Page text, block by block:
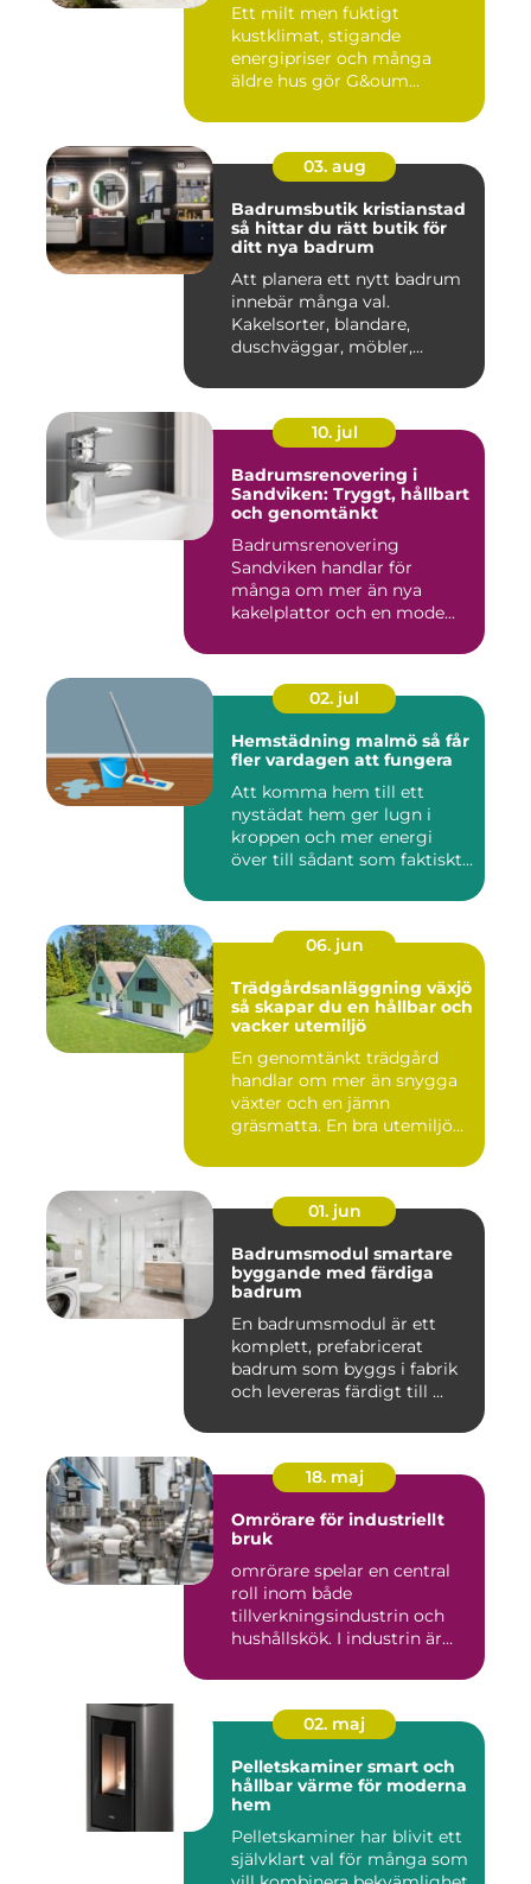
Ett milt men fuktigt
kustklimat, stigande
energipriser och många
äldre hus gör G&oum...
03. aug
Badrumsbutik kristianstad
så hittar du rätt butik för
ditt nya badrum
Att planera ett nytt badrum
innebär många val.
Kakelsorter, blandare,
duschväggar, möbler,
10. jul
Badrumsrenovering i
Sandviken: Tryggt, hållbart
och genomtänkt
Badrumsrenovering
Sandviken handlar för
många om mer än nya
kakelplattor och en mode...
02. jul
Hemstädning malmö så får
fler vardagen att fungera
Att komma hem till ett
nystädat hem ger lugn i
kroppen och mer energi
över till sådant som faktiskt
06. jun
Trädgårdsanläggning växjö
så skapar du en hållbar och
vacker utemiljö
En genomtänkt trädgård
handlar om mer än snygga
växter och en jämn
gräsmatta. En bra utemiljö
01. jun
Badrumsmodul smartare
byggande med färdiga
badrum
En badrumsmodul är ett
komplett, prefabricerat
badrum som byggs i fabrik
och levereras färdigt till ...
18. maj
Omrörare för industriellt
bruk
omrörare spelar en central
roll inom både
tillverkningsindustrin och
hushållskök. I industrin är
02. maj
Pelletskaminer smart och
hållbar värme för moderna
hem
Pelletskaminer har blivit ett
självklart val för många som